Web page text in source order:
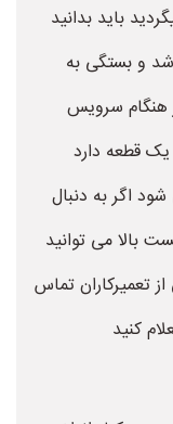
باید بدانید
و بستگی به
هنگام سرویس
قطعه دارد
اگر به دنبال
بالا می توانید
تعمیرکاران تماس
کنید